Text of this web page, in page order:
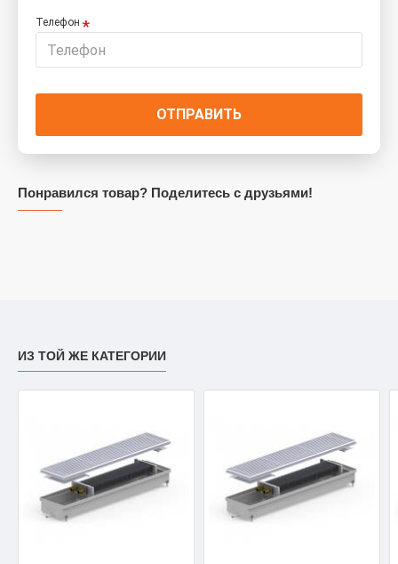
Телефон
ОТПРАВИТЬ
Понравился товар? Поделитесь с друзьями!
ИЗ ТОЙ ЖЕ КАТЕГОРИИ